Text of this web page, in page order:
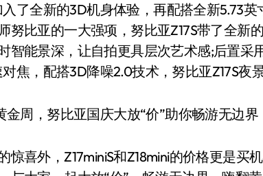
了全新的3D机身体验，再配搭全新5.73
努比亚的一大强项，努比亚Z17S带了全新
智能景深，让自拍更具层次艺术感;后置采
焦，配搭3D降噪2.0技术，努比亚Z17S夜
喜外，Z17miniS和Z18mini的价格更是买